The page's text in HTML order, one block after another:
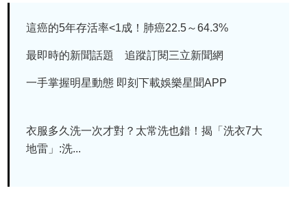
這癌的5年存活率<1成！肺癌22.5～64.3%
最即時的新聞話題 追蹤訂閱三立新聞網
一手掌握明星動態 即刻下載娛樂星聞APP
衣服多久洗一次才對？太常洗也錯！揭「洗衣7大
地雷」:洗...